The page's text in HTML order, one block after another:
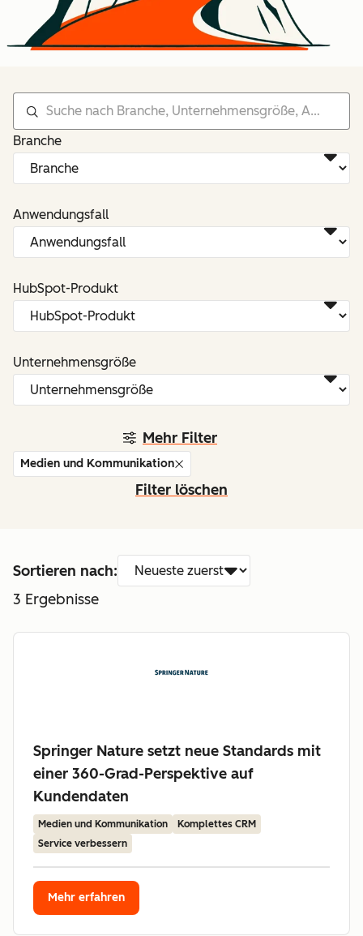
Mehr Filter
Branche
Anwendungsfall
HubSpot-Produkt
Unternehmensgröße
Medien und Kommunikation
Filter löschen
Sortieren nach:
3 Ergebnisse
Springer Nature setzt neue Standards mit
einer 360-Grad-Perspektive auf
Kundendaten
Medien und Kommunikation
Komplettes CRM
Service verbessern
Mehr erfahren